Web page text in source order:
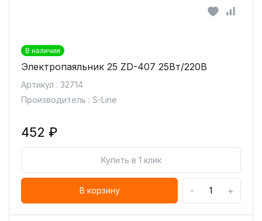
В наличии
Электропаяльник 25 ZD-407 25Вт/220В
Артикул : 32714
Производитель : S-Line
452 ₽
Купить в 1 клик
В корзину - +